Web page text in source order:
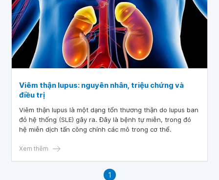
Viêm thận lupus: nguyên nhân, triệu chứng và
điều trị
Viêm thận lupus là một dạng tổn thương thận do lupus ban
đỏ hệ thống (SLE) gây ra. Đây là bệnh tự miễn, trong đó
hệ miễn dịch tấn công chính các mô trong cơ thể.
Xem thêm
1